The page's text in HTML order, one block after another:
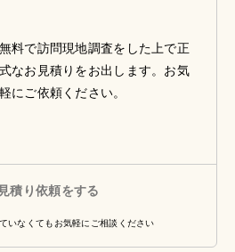
無料で訪問現地調査をした上で正
式なお見積りをお出します。お気
軽にご依頼ください。
積り依頼をする
いなくてもお気軽にご相談ください